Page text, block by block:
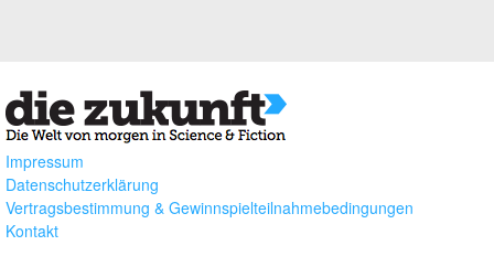
Impressum
Datenschutzerklärung
Vertragsbestimmung & Gewinnspielteilnahmebedingungen
Kontakt